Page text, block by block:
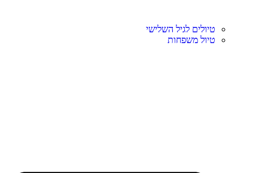
טיולים לגיל השלישי
טיול משפחות